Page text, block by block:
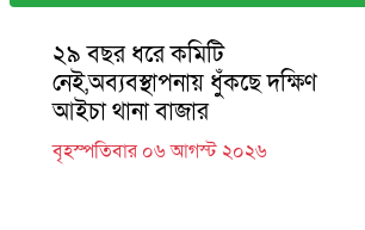
২৯ বছর ধরে কমিটি
নেই,অব্যবস্থাপনায় ধুঁকছে দক্ষিণ
আইচা থানা বাজার
বৃহস্পতিবার ০৬ আগস্ট ২০২৬